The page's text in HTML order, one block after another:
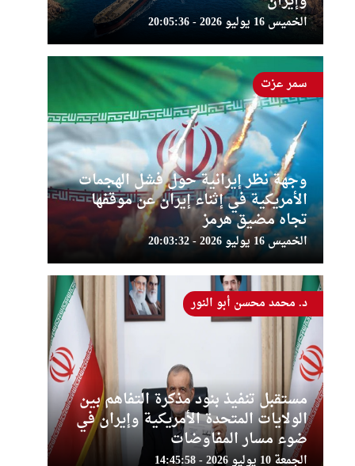
الخميس 16 يوليو 2026 - 20:05:36
وجهة نظر إيرانية حول فشل الهجمات
الأمريكية في إثناء إيران عن موقفها
تجاه مضيق هرمز
الخميس 16 يوليو 2026 - 20:03:32
سمر عزت
مستقبل تنفيذ بنود مذكرة التفاهم بين
الولايات المتحدة الأمريكية وإيران في
ضوء مسار المفاوضات
الجمعة 10 يوليو 2026 - 14:45:58
د. محمد محسن أبو النور